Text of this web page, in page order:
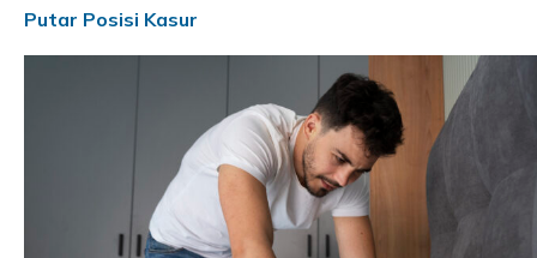
Putar Posisi Kasur